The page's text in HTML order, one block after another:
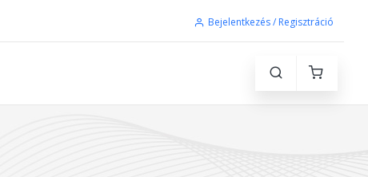
Bejelentkezés / Regisztráció